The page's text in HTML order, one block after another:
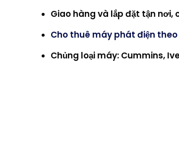
Giao hàng và lắp đặt tận
Cho thuê máy phát điện
Chủng loại máy: Cummins,